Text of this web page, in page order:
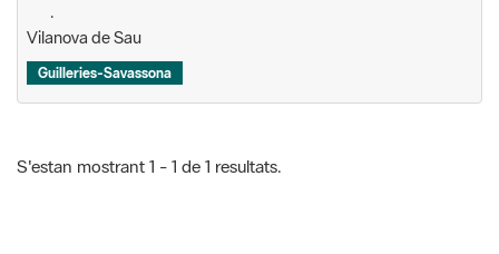
.
Vilanova de Sau
Guilleries-Savassona
S'estan mostrant 1 - 1 de 1 resultats.